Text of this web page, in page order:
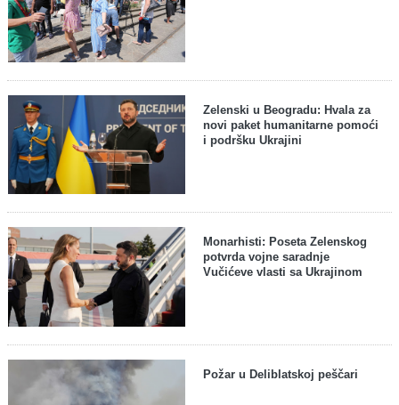
Zelenski u Beogradu: Hvala za
novi paket humanitarne pomoći
i podršku Ukrajini
Monarhisti: Poseta Zelenskog
potvrda vojne saradnje
Vučićeve vlasti sa Ukrajinom
Požar u Deliblatskoj peščari